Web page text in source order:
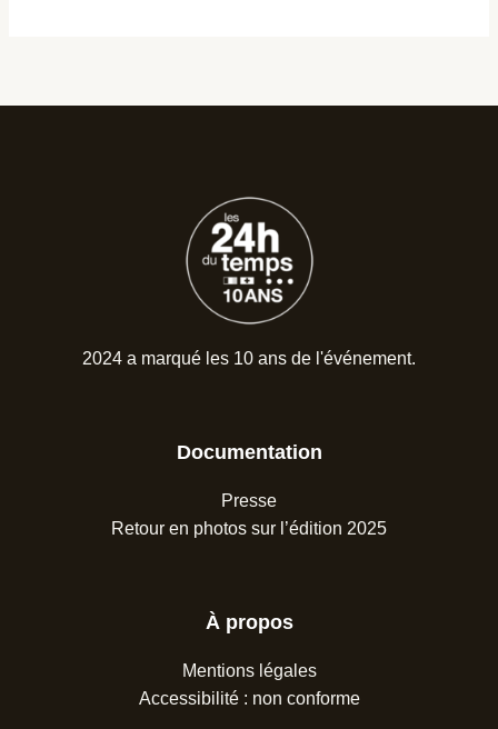
2024 a marqué les 10 ans de l'événement.
Documentation
Presse
Retour en photos sur l’édition 2025
À propos
Mentions légales
Accessibilité : non conforme